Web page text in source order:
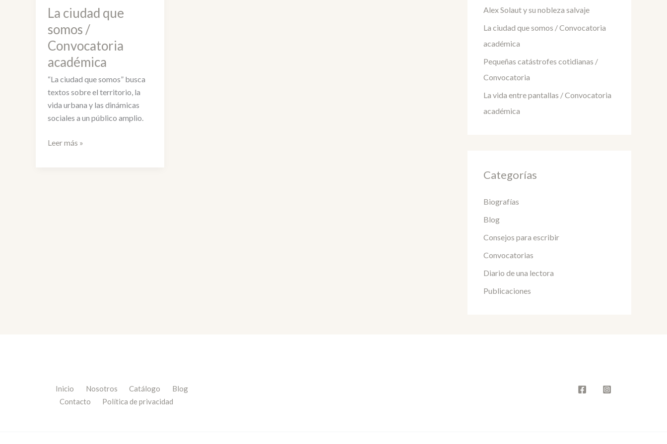
La ciudad que
somos /
Convocatoria
académica
“La ciudad que somos” busca
textos sobre el territorio, la
vida urbana y las dinámicas
sociales a un público amplio.
La
Leer más »
Alex Solaut y su nobleza salvaje
La ciudad que somos / Convocatoria
académica
Pequeñas catástrofes cotidianas /
Convocatoria
La vida entre pantallas / Convocatoria
académica
Categorías
Biografías
Blog
Consejos para escribir
Convocatorias
Diario de una lectora
Publicaciones
Inicio Nosotros Catálogo
Blog
Contacto
Política de privacidad